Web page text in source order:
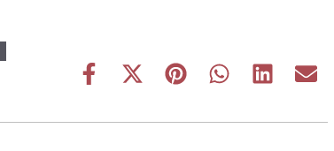
Share
Share
(Twitter)
Share Share Share Share